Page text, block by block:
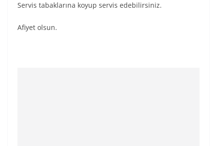
Servis tabaklarına koyup servis edebilirsiniz.
Afiyet olsun.